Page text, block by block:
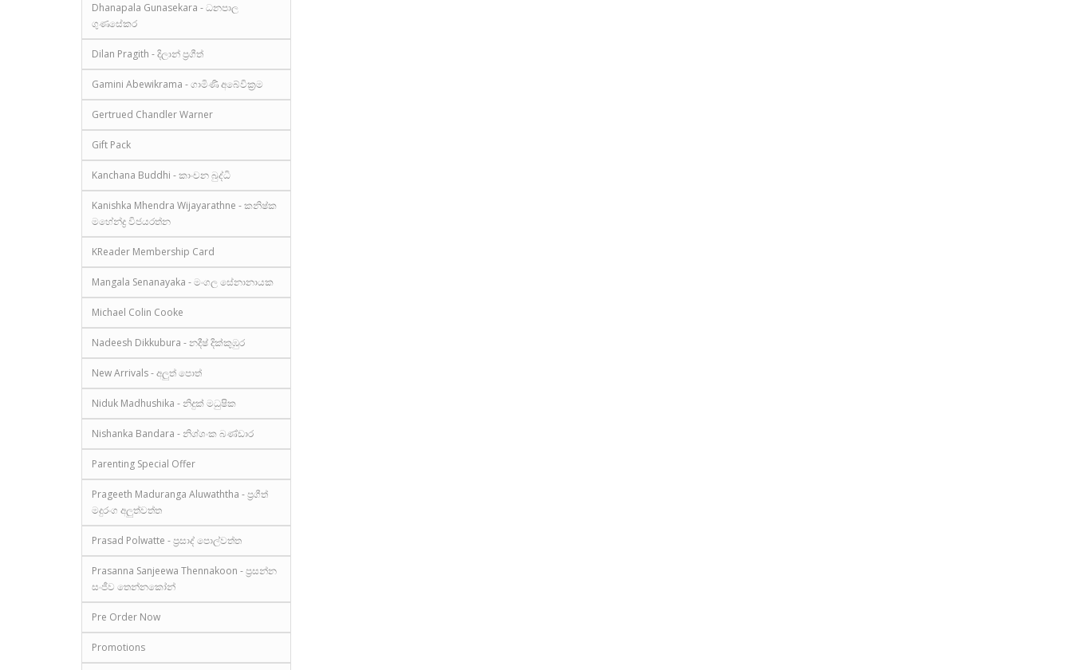
Dhanapala Gunasekara - ධනපාල
ගුණසේකර
Dilan Pragith - දිලාන් ප්‍රගීත්
Gamini Abewikrama - ගාමිණී අබේවික්‍රම
Gertrued Chandler Warner
Gift Pack
Kanchana Buddhi - කාංචන බුද්ධි
Kanishka Mhendra Wijayarathne - කනිෂ්ක
මහේන්ද්‍ර විජයරත්න
KReader Membership Card
Mangala Senanayaka - මංගල සේනානායක
Michael Colin Cooke
Nadeesh Dikkubura - නදීෂ් දික්කුඹුර
New Arrivals - අලුත් පොත්
Niduk Madhushika - නිදුක් මධුෂික
Nishanka Bandara - නිශ්ශංක බණ්ඩාර
Parenting Special Offer
Prageeth Maduranga Aluwaththa - ප්‍රගීත්
මදුරංග අලුත්වත්ත
Prasad Polwatte - ප්‍රසාද් පොල්වත්ත
Prasanna Sanjeewa Thennakoon - ප්‍රසන්න
සංජීව තෙන්නකෝන්
Pre Order Now
Promotions